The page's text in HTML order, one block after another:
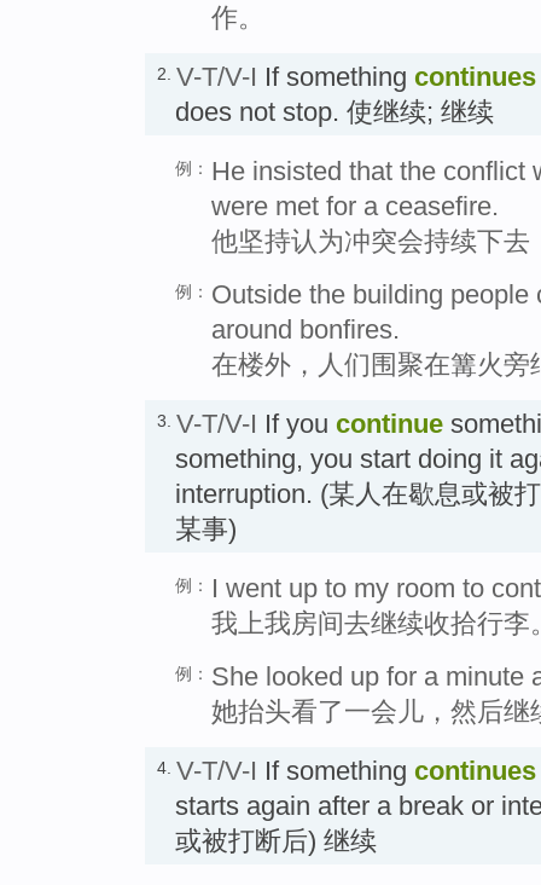
作。
2. V-T/V-I If something continues
does not stop. 使继续; 继续
例： He insisted that the conflict
were met for a ceasefire.
他坚持认为冲突会持续下
例： Outside the building
around bonfires.
在楼外，人们围聚在篝火旁
3. V-T/V-I If you continue
something, you start doing it
interruption. (某人在歇息或被
某事)
例：
I went up to my room to
我上我房间去继续收拾行李
例： She looked up for a minute
她抬头看了一会儿，然后继
4. V-T/V-I If something continues
starts again after a break or
或被打断后) 继续